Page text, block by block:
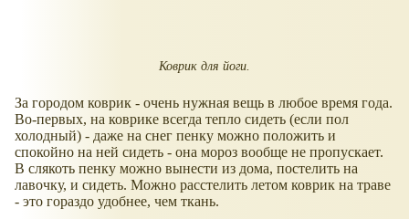
Коврик для йоги.
За городом коврик - очень нужная вещь в любое время года.
Во-первых, на коврике всегда тепло сидеть (если пол
холодный) - даже на снег пенку можно положить и
спокойно на ней сидеть - она мороз вообще не пропускает.
В слякоть пенку можно вынести из дома, постелить на
лавочку, и сидеть. Можно расстелить летом коврик на траве
- это гораздо удобнее, чем ткань.